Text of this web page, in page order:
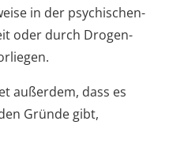
in der psychischen-
oder durch Drogen-
außerdem, dass es
Gründe gibt,